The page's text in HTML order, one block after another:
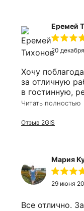
Еремей
20
Хочу
за отличную
в гостинную,
разбил его.
замеряли,
Читать полностью
Отзыв 2GIS
Мария
29 июня
Все отлично.